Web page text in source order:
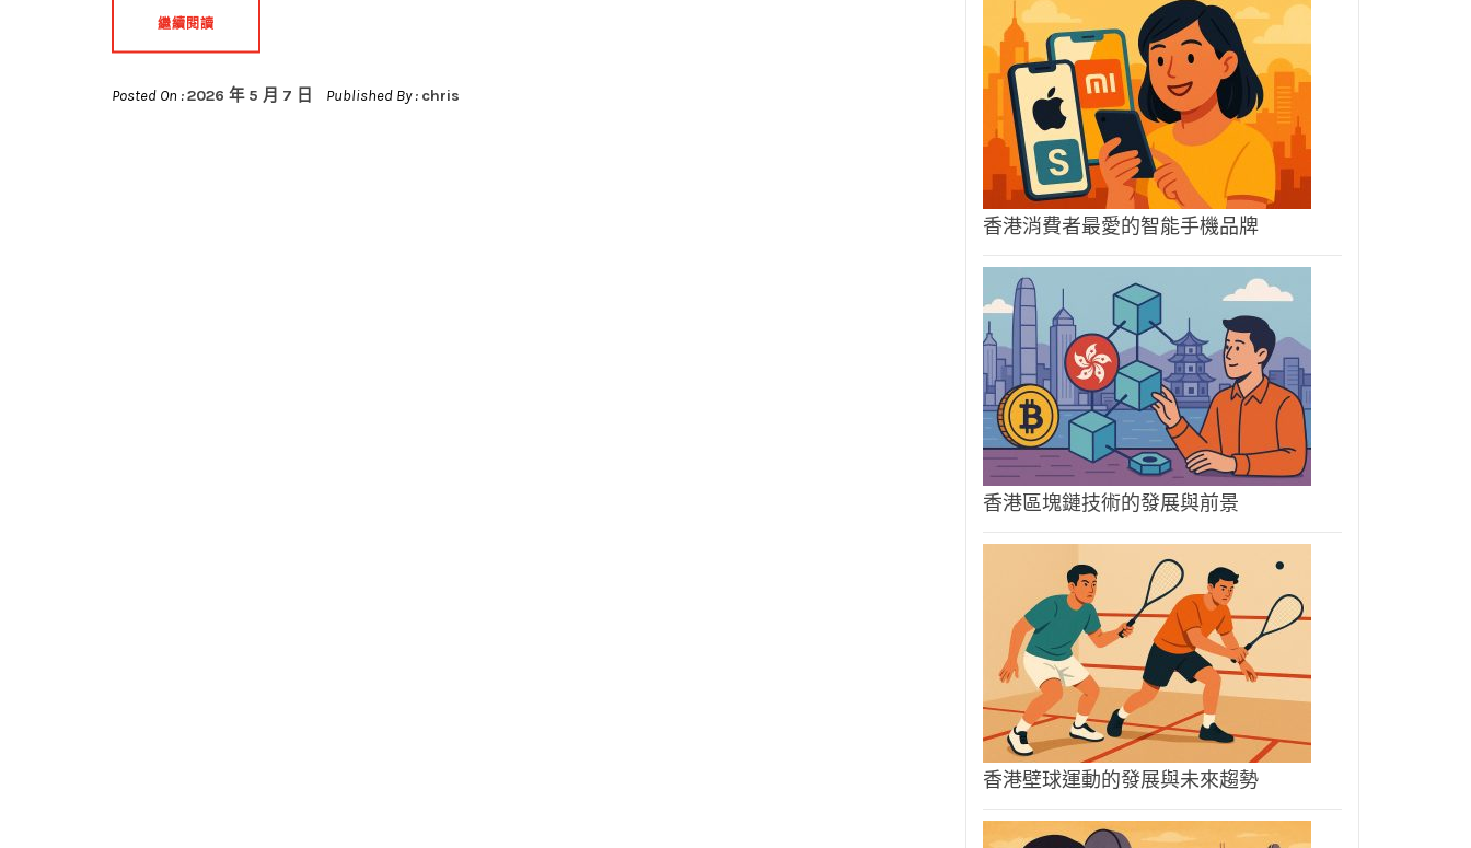
繼續閱讀
Posted On :2026 年 5 月 7 日 Published By : chris
香港消費者最愛的智能手機品牌
香港區塊鏈技術的發展與前景
香港壁球運動的發展與未來趨勢